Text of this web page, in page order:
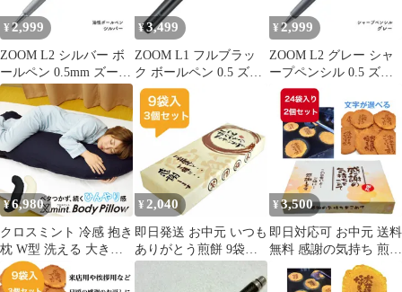
¥ 2,999
ZOOM L2 シルバー ボ
ールペン 0.5mm ズーム
BC-ZL2EC07
¥3,499
ZOOM L1 フルブラッ
ク ボールペン 0.5 ズー
ム BJ-ZL1EC12
¥ 2,999
ZOOM L2 グレー シャ
ープペンシル 0.5 ズー
ム SH-ZL2C09
¥6,980
クロスミント 冷感 抱き
枕 W型 洗える 大きい
ひんやり 夏 夏用 抱き
まくら だきまくら 枕
¥ 2,040
即日発送 お中元 いつも
ありがとう煎餅 9袋入
り 3個セット 個包装 ギ
フト 贈り物 プチギフト
¥3,500
即日対応可 お中元 送料
無料 感謝の気持ち 煎餅
24袋入り 2個セット 個
包装 ありがとう 焼き印